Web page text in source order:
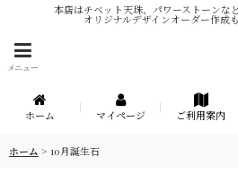
本店はチベット天珠、パワーストーンな
オリジナルデザインオーダー作成
メニュー
ホーム マイページ ご利用案内
ホーム > 10月誕生石